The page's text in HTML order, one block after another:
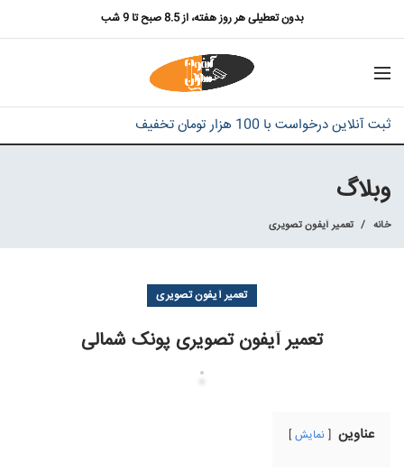
بدون تعطیلی هر روز هفته، از 8.5 صبح تا 9 شب
ثبت آنلاین درخواست با 100 هزار تومان تخفیف
وبلاگ
خانه تعمیر آیفون تصویری
تعمیر آیفون تصویری
تعمیر آیفون تصویری پونک شمالی
عناوین نمایش